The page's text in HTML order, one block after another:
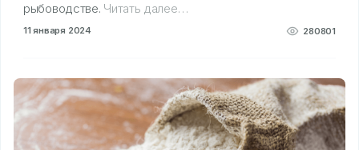
рыбоводстве. Читать далее…
11 января 2024 280801